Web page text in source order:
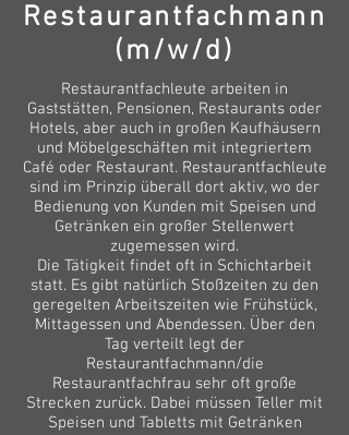
Restaurantfachmann
(m/w/d)
Restaurantfachleute arbeiten in
Gaststätten, Pensionen, Restaurants oder
Hotels, aber auch in großen Kaufhäusern
und Möbelgeschäften mit integriertem
Café oder Restaurant. Restaurantfachleute
sind im Prinzip überall dort aktiv, wo der
Bedienung von Kunden mit Speisen und
Getränken ein großer Stellenwert
zugemessen wird.
Die Tätigkeit findet oft in Schichtarbeit
statt. Es gibt natürlich Stoßzeiten zu den
geregelten Arbeitszeiten wie Frühstück,
Mittagessen und Abendessen. Über den
Tag verteilt legt der
Restaurantfachmann/die
Restaurantfachfrau sehr oft große
Strecken zurück. Dabei müssen Teller mit
Speisen und Tabletts mit Getränken